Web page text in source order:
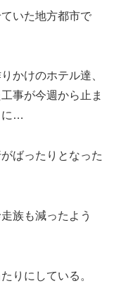
いた地方都市で
かけのホテル達、
事が今週から止ま
に…
ばったりとなった
族も減ったよう
りにしている。